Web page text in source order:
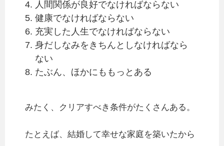
人間関係が良好でなければならない
健康でなければならない
充実した人生でなければならない
身だしなみをきちんとしなければなら
ない
たぶん、ほかにももっとある
みたく、クリアすべき条件がたくさんある。
たとえば、結婚して幸せな家庭を築いたから